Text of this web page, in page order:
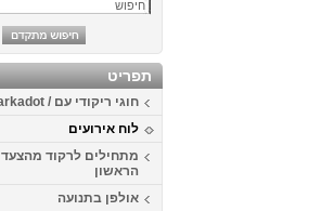
תפריט
חוגי ריקודי עם / Harkadot
לוח אירועים
מתחילים לרקוד מהצעד
הראשון
אולפן בתנועה